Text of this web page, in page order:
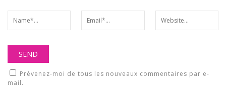
Prévenez-moi de tous les nouveaux commentaires par e-
mail.